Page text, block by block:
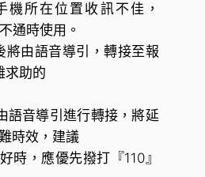
在位置收訊不佳，
通時使用。
語音導引，轉接至報
求助的
音導引進行轉接，將延
時效，建議
，應優先撥打『110』